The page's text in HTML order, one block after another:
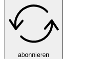
abonnieren